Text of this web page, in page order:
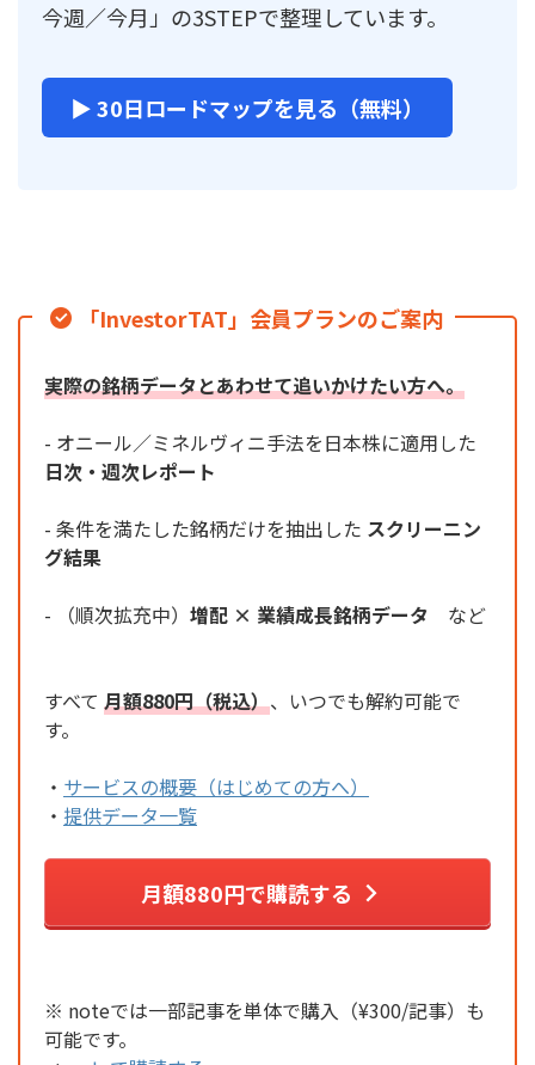
今週／今月」の3STEPで整理しています。
▶ 30日ロードマップを見る（無料）
「InvestorTAT」会員プランのご案内
実際の銘柄データとあわせて追いかけたい方へ。
- オニール／ミネルヴィニ手法を日本株に適用した
日次・週次レポート
- 条件を満たした銘柄だけを抽出した スクリーニン
グ結果
- （順次拡充中） 増配 × 業績成長銘柄データ など
すべて 月額880円（税込）、いつでも解約可能で
す。
・ サービスの概要（はじめての方へ）
・ 提供データ一覧
月額880円で購読する
※ noteでは一部記事を単体で購入（¥300/記事）も
可能です。